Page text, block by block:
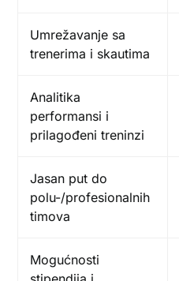
Umrežavanje sa
trenerima i skautima
Analitika
performansi i
prilagođeni treninzi
Jasan put do
polu-/profesionalnih
timova
Mogućnosti